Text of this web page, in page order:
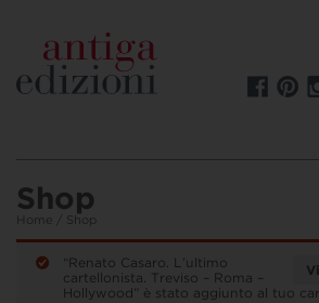
Shop
Home / Shop
“Renato Casaro. L’ultimo
cartellonista. Treviso – Roma –
Hollywood” è stato aggiunto al tuo